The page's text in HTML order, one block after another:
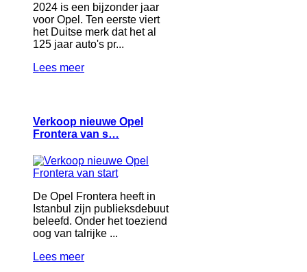
2024 is een bijzonder jaar
voor Opel. Ten eerste viert
het Duitse merk dat het al
125 jaar auto's pr...
Lees meer
Verkoop nieuwe Opel
Frontera van s…
De Opel Frontera heeft in
Istanbul zijn publieksdebuut
beleefd. Onder het toeziend
oog van talrijke ...
Lees meer